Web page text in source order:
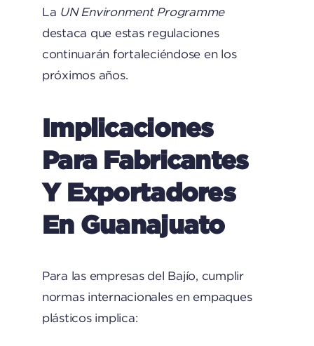
La UN Environment Programme
destaca que estas regulaciones
continuarán fortaleciéndose en los
próximos años.
Implicaciones
Para Fabricantes
Y Exportadores
En Guanajuato
Para las empresas del Bajío, cumplir
normas internacionales en empaques
plásticos implica: